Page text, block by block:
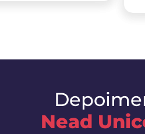
Nead